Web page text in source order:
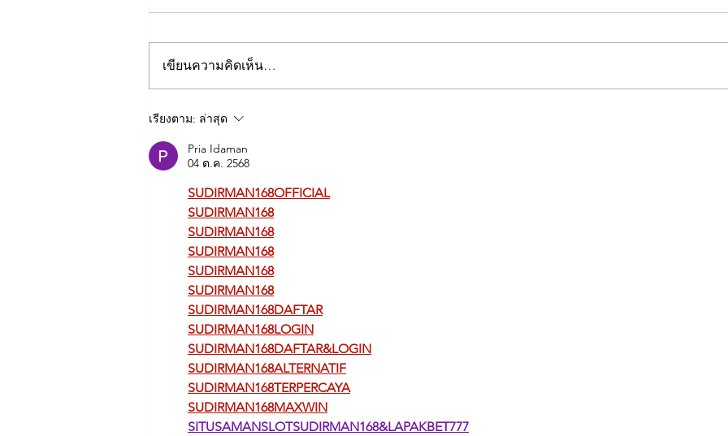
ผบช.ทท. ตรวจเยี่ยม การฝึกบิน
โดรนยุทธวิธี จัดเลี้ยงอาหารผู้
เข้ารับการฝึก
ปร
เขียนความคิดเห็น…
เรียงตาม: ล่าสุด
Pria Idaman
04 ต.ค. 2568
SUDIRMAN168OFFICIAL
SUDIRMAN168
SUDIRMAN168
SUDIRMAN168
SUDIRMAN168
SUDIRMAN168
SUDIRMAN168DAFTAR
SUDIRMAN168LOGIN
SUDIRMAN168DAFTAR&LOGIN
SUDIRMAN168ALTERNATIF
SUDIRMAN168TERPERCAYA
SUDIRMAN168MAXWIN
SITUSAMANSLOTSUDIRMAN168&LAPAKBET777